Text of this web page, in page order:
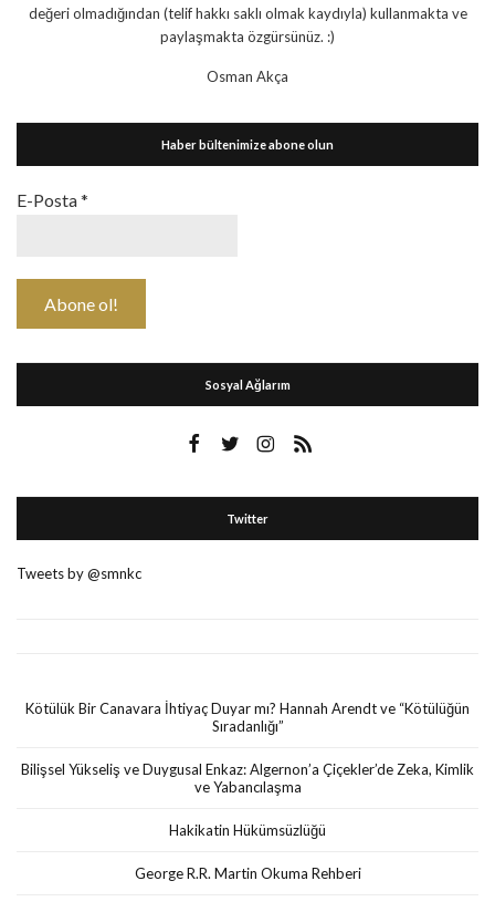
değeri olmadığından (telif hakkı saklı olmak kaydıyla) kullanmakta ve
paylaşmakta özgürsünüz. :)
Osman Akça
Haber bültenimize abone olun
E-Posta*
Sosyal Ağlarım
Twitter
Tweets by @smnkc
Kötülük Bir Canavara İhtiyaç Duyar mı? Hannah Arendt ve “Kötülüğün
Sıradanlığı”
Bilişsel Yükseliş ve Duygusal Enkaz: Algernon’a Çiçekler’de Zeka, Kimlik
ve Yabancılaşma
Hakikatin Hükümsüzlüğü
George R.R. Martin Okuma Rehberi